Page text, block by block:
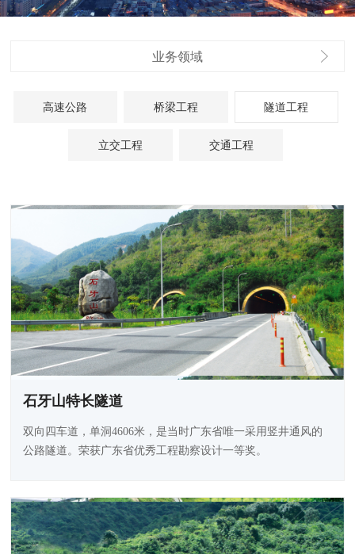
业务领域
高速公路 桥梁工程 隧道工程
立交工程 交通工程
石牙山特长隧道
双向四车道，单洞4606米，是当时广东省唯一采用竖井通风的
公路隧道。荣获广东省优秀工程勘察设计一等奖。